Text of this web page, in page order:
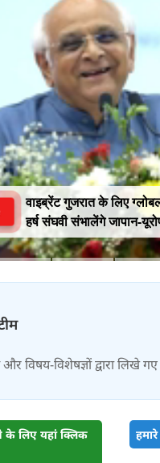
वाइब्रेंट गुजरात के लिए
हर्ष संघवी संभालेंगे जापान-
विषय-विशेषज्ञों द्वारा लिखे
के लिए यहां क्लिक